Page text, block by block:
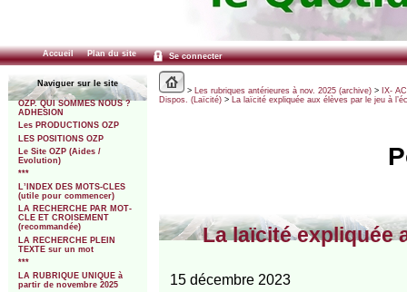
Accueil Plan du site Se connecter
Naviguer sur le site
OZP. QUI SOMMES NOUS ?
ADHESION
Les PRODUCTIONS OZP
LES POSITIONS OZP
Le Site OZP (Aides /
Evolution)
***
L’INDEX DES MOTS-CLES
(utile pour commencer)
LA RECHERCHE PAR MOT-
CLE ET CROISEMENT
(recommandée)
LA RECHERCHE PLEIN
TEXTE sur un mot
***
LA RUBRIQUE UNIQUE à
partir de novembre 2025
> Les rubriques antérieures à nov. 2025 (archive)> IX-
Dispos. (Laïcité)> La laïcité expliquée aux élèves par le jeu à
La laïcité expliquée
15 décembre 2023